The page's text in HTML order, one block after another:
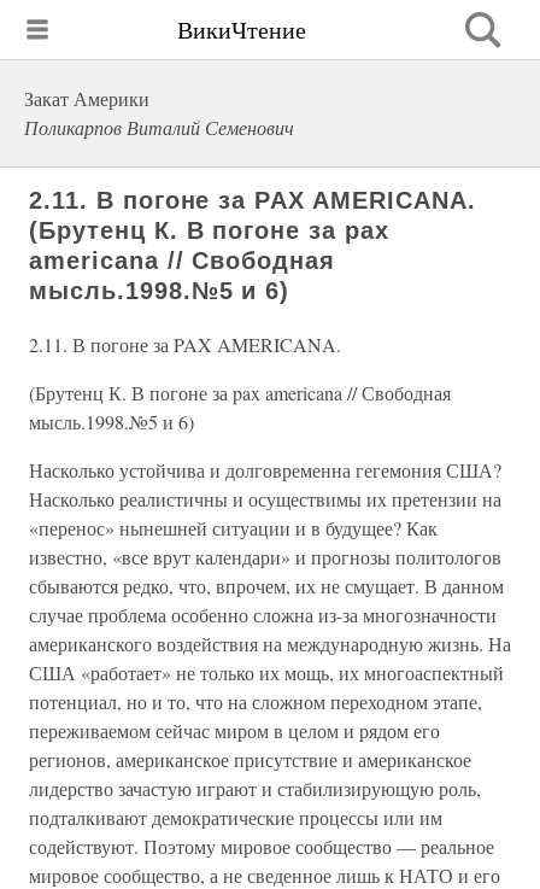
ВикиЧтение
Закат Америки
Поликарпов Виталий Семенович
2.11. В погоне за PAX AMERICANA.
(Брутенц К. В погоне за pax
americana // Свободная
мысль.1998.№5 и 6)
2.11. В погоне за PAX AMERICANA.
(Брутенц К. В погоне за pax americana // Свободная
мысль.1998.№5 и 6)
Насколько устойчива и долговременна гегемония США?
Насколько реалистичны и осуществимы их претензии на
«перенос» нынешней ситуации и в будущее? Как
известно, «все врут календари» и прогнозы политологов
сбываются редко, что, впрочем, их не смущает. В данном
случае проблема особенно сложна из-за многозначности
американского воздействия на международную жизнь. На
США «работает» не только их мощь, их многоаспектный
потенциал, но и то, что на сложном переходном этапе,
переживаемом сейчас миром в целом и рядом его
регионов, американское присутствие и американское
лидерство зачастую играют и стабилизирующую роль,
подталкивают демократические процессы или им
содействуют. Поэтому мировое сообщество — реальное
мировое сообщество, а не сведенное лишь к НАТО и его